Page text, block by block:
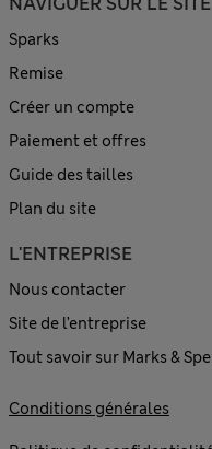
Sparks
Remise
Créer un compte
Paiement et offres
Guide des tailles
Plan du site
L'ENTREPRISE
Nous contacter
Site de l’entreprise
Tout savoir sur Marks &
Conditions générales